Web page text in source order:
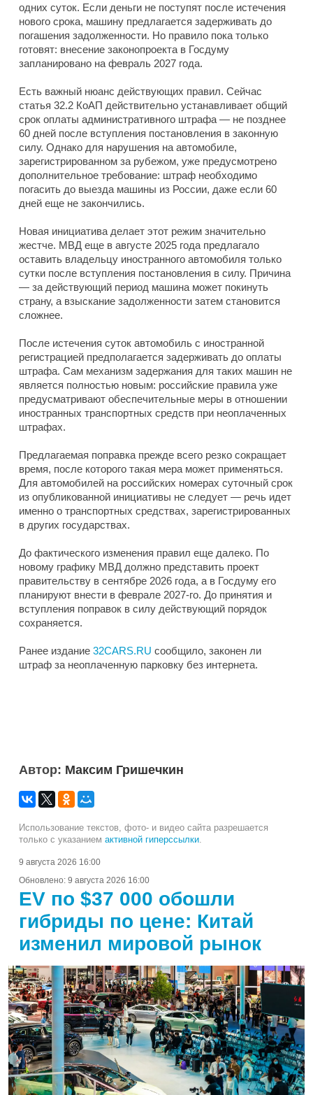
одних суток. Если деньги не поступят после истечения
нового срока, машину предлагается задерживать до
погашения задолженности. Но правило пока только
готовят: внесение законопроекта в Госдуму
запланировано на февраль 2027 года.
Есть важный нюанс действующих правил. Сейчас
статья 32.2 КоАП действительно устанавливает общий
срок оплаты административного штрафа — не позднее
60 дней после вступления постановления в законную
силу. Однако для нарушения на автомобиле,
зарегистрированном за рубежом, уже предусмотрено
дополнительное требование: штраф необходимо
погасить до выезда машины из России, даже если 60
дней еще не закончились.
Новая инициатива делает этот режим значительно
жестче. МВД еще в августе 2025 года предлагало
оставить владельцу иностранного автомобиля только
сутки после вступления постановления в силу. Причина
— за действующий период машина может покинуть
страну, а взыскание задолженности затем становится
сложнее.
После истечения суток автомобиль с иностранной
регистрацией предполагается задерживать до оплаты
штрафа. Сам механизм задержания для таких машин не
является полностью новым: российские правила уже
предусматривают обеспечительные меры в отношении
иностранных транспортных средств при неоплаченных
штрафах.
Предлагаемая поправка прежде всего резко сокращает
время, после которого такая мера может применяться.
Для автомобилей на российских номерах суточный срок
из опубликованной инициативы не следует — речь идет
именно о транспортных средствах, зарегистрированных
в других государствах.
До фактического изменения правил еще далеко. По
новому графику МВД должно представить проект
правительству в сентябре 2026 года, а в Госдуму его
планируют внести в феврале 2027-го. До принятия и
вступления поправок в силу действующий порядок
сохраняется.
Ранее издание 32CARS.RU сообщило, законен ли
штраф за неоплаченную парковку без интернета.
Автор: Максим Гришечкин
Использование текстов, фото- и видео сайта разрешается
только с указанием активной гиперссылки
9 августа 2026 16:00
Обновлено: 9 августа 2026 16:00
EV по $37 000 обошли
гибриды по цене: Китай
изменил мировой рынок